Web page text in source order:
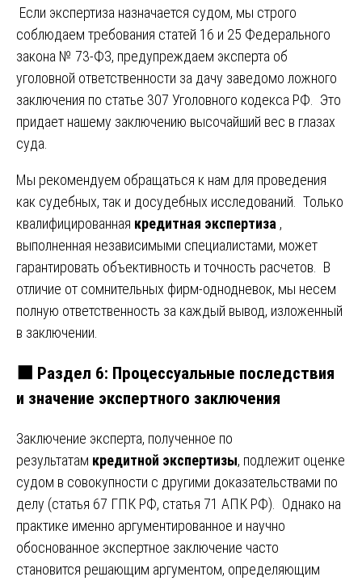
Если экспертиза назначается судом, мы строго
соблюдаем требования статей 16 и 25 Федерального
закона № 73-ФЗ, предупреждаем эксперта об
уголовной ответственности за дачу заведомо ложного
заключения по статье 307 Уголовного кодекса РФ. Это
придает нашему заключению высочайший вес в глазах
суда.
Мы рекомендуем обращаться к нам для проведения
как судебных, так и досудебных исследований. Только
квалифицированная кредитная экспертиза ,
выполненная независимыми специалистами, может
гарантировать объективность и точность расчетов. В
отличие от сомнительных фирм-однодневок, мы несем
полную ответственность за каждый вывод, изложенный
в заключении.
⬛ Раздел 6: Процессуальные последствия
и значение экспертного заключения
Заключение эксперта, полученное по
результатам кредитной экспертизы, подлежит оценке
судом в совокупности с другими доказательствами по
делу (статья 67 ГПК РФ, статья 71 АПК РФ). Однако на
практике именно аргументированное и научно
обоснованное экспертное заключение часто
становится решающим аргументом, определяющим